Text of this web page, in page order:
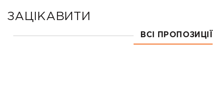
ЗАЦІКАВИТИ
ВСІ ПРОПОЗИЦІЇ